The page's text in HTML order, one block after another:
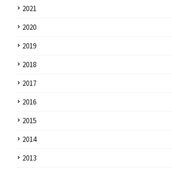
2021
2020
2019
2018
2017
2016
2015
2014
2013